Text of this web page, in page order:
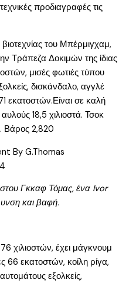
προδιαγραφές τις
του Μπέρμιγχαμ,
Τράπεζα Δοκιμών της ίδιας
μισές φωτιές τύπου
δισκάνδαλο, αγγλέ
εκατοστών.Είναι σε καλή
18,5 χιλιοστά. Τσοκ
Βάρος 2,820
Γκκαφ Τόμας, ένα Ivor
και βαφή.
χιλιοστών, έχει μάγκνουμ
66 εκατοστών, κοίλη ρίγα,
εξολκείς,